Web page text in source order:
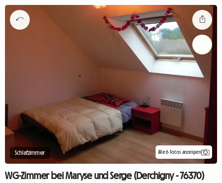
Schlafzimmer Alle 6 Fotos anzeigen
WG-Zimmer bei Maryse und Serge (Derchigny - 76370)